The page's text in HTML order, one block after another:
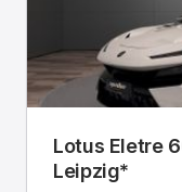
Lotus Eletre
Leipzig*